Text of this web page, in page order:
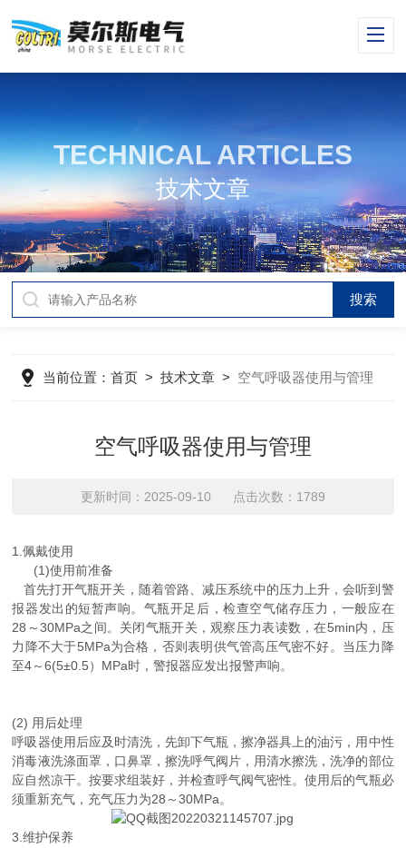
TECHNICAL ARTICLES
技术文章
当前位置：首页 >技术文章 > 空气呼吸器使用与管理
空气呼吸器使用与管理
更新时间：2025-09-10 点击次数：1789
1.佩戴使用
(1)使用前准备
首先打开气瓶开关，随着管路、减压系统中的压力上升，会听到警
报器发出的短暂声响。气瓶开足后，检查空气储存压力，一般应在
28～30MPa之间。关闭气瓶开关，观察压力表读数，在5min内，压
力降不大于5MPa为合格，否则表明供气管高压气密不好。当压力降
至4～6(5±0.5）MPa时，警报器应发出报警声响。
(2) 用后处理
呼吸器使用后应及时清洗，先卸下气瓶，擦净器具上的油污，用中性
消毒液洗涤面罩，口鼻罩，擦洗呼气阀片，用清水擦洗，洗净的部位
应自然凉干。按要求组装好，并检查呼气阀气密性。使用后的气瓶必
须重新充气，充气压力为28～30MPa。
3.维护保养